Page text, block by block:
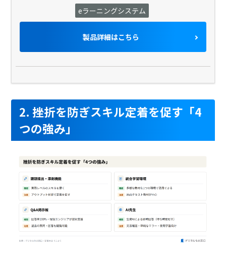
eラーニングシステム
製品詳細はこちら
2. 挫折を防ぎスキル定着を促す「4
つの強み」